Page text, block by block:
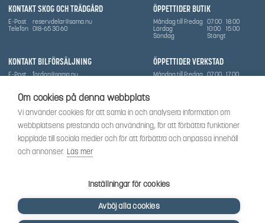
Om cookies på denna webbplats
Vi använder cookies för att samla in och analysera information om
webbplatsens prestanda och användning, för att förbättra funktioner
kopplade till sociala medier och för att förbättra och anpassa innehåll
och annonser. Läs mer
Inställningar för cookies
Avböj alla cookies
ÖPPETTIDER BUTIK
Måndag till Fredag 07:00 18:00
Lördag
10:00
15:00
Söndag
Stängt
ÖPPETTIDER VERKSTAD
Måndag till Fredag 07:00 17:00
KONTAKT SKOG OCH TRÄDGÅRD
E-Post
reservdelar@sama.nu
Telefon 018-65 30 60
KONTAKT BILFÖRSÄLJNING
E-Post
fordon@sama.nu
Vi har sedan 1970-talet levererat skog-och trädgårdsprodukter till Uppsala med omnejd. Vi
har idag även ett brett utbud av dessa produkter samt BRP:s produktsortiment, gällande
Can-Am, Sea-Doo.
Vi är certifierad serviceverkstad.
SOCIALT